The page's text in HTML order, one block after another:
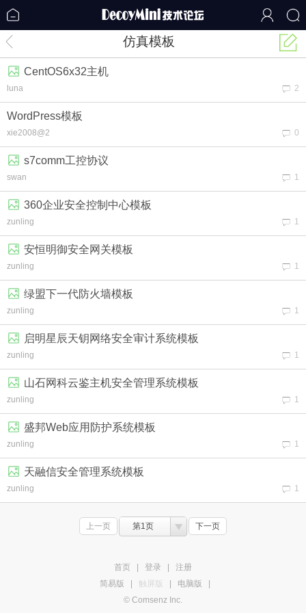
仿真模板
2
CentOS6x32主机
luna
0
WordPress模板
xie2008@2
1
s7comm工控协议
swan
1
360企业安全控制中心模板
zunling
1
安恒明御安全网关模板
zunling
1
绿盟下一代防火墙模板
zunling
1
启明星辰天钥网络安全审计系统模板
zunling
1
山石网科云鉴主机安全管理系统模板
zunling
1
盛邦Web应用防护系统模板
zunling
1
天融信安全管理系统模板
zunling
上一页 第1页 下一页
首页 登录
注册
简易版
触屏版 电脑版
© Comsenz Inc.